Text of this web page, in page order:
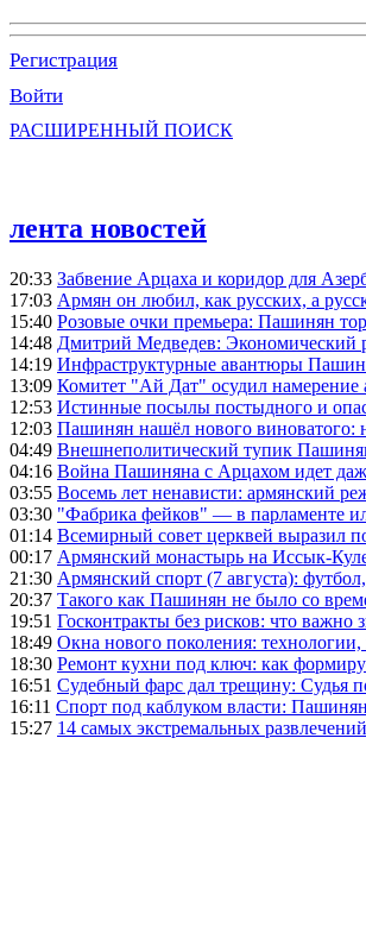
Регистрация
Войти
РАСШИРЕННЫЙ ПОИСК
лента новостей
20:33 Забвение Арцаха и коридор для
17:03 Армян он любил, как русских, а
15:40 Розовые очки премьера: Пашинян
14:48 Дмитрий Медведев: Экономический
14:19 Инфраструктурные авантюры
13:09 Комитет "Ай Дат" осудил намерение
12:53 Истинные посылы постыдного и
12:03 Пашинян нашёл нового виноватого:
04:49 Внешнеполитический тупик
04:16 Война Пашиняна с Арцахом идет
03:55 Восемь лет ненависти: армянский
03:30 "Фабрика фейков" — в парламенте
01:14 Всемирный совет церквей выразил
00:17 Армянский монастырь на Иссык-
21:30 Армянский спорт (7 августа):
20:37 Такого как Пашинян не было со
19:51 Госконтракты без рисков: что важно
18:49 Окна нового поколения:
18:30 Ремонт кухни под ключ: как
16:51 Судебный фарс дал трещину: Судья
16:11 Спорт под каблуком власти:
15:27 14 самых экстремальных